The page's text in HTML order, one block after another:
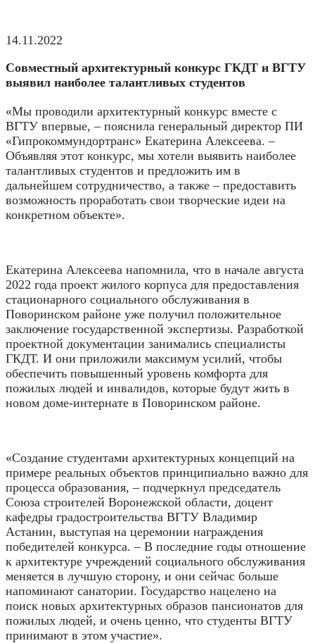
14.11.2022
Совместный архитектурный конкурс ГКДТ и ВГТУ
выявил наиболее талантливых студентов
«Мы проводили архитектурный конкурс вместе с
ВГТУ впервые, – пояснила генеральный директор ПИ
«Гипрокоммундортранс» Екатерина Алексеева. –
Объявляя этот конкурс, мы хотели выявить наиболее
талантливых студентов и предложить им в
дальнейшем сотрудничество, а также – предоставить
возможность проработать свои творческие идеи на
конкретном объекте».
Екатерина Алексеева напомнила, что в начале августа
2022 года проект жилого корпуса для предоставления
стационарного социального обслуживания в
Поворинском районе уже получил положительное
заключение государственной экспертизы. Разработкой
проектной документации занимались специалисты
ГКДТ. И они приложили максимум усилий, чтобы
обеспечить повышенный уровень комфорта для
пожилых людей и инвалидов, которые будут жить в
новом доме-интернате в Поворинском районе.
«Создание студентами архитектурных концепций на
примере реальных объектов принципиально важно для
процесса образования, – подчеркнул председатель
Союза строителей Воронежской области, доцент
кафедры градостроительства ВГТУ Владимир
Астанин, выступая на церемонии награждения
победителей конкурса. – В последние годы отношение
к архитектуре учреждений социального обслуживания
меняется в лучшую сторону, и они сейчас больше
напоминают санатории. Государство нацелено на
поиск новых архитектурных образов пансионатов для
пожилых людей, и очень ценно, что студенты ВГТУ
принимают в этом участие».